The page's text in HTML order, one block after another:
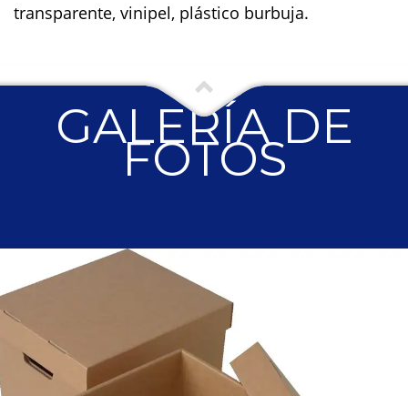
transparente, vinipel, plástico burbuja.
GALERÍA DE
FOTOS